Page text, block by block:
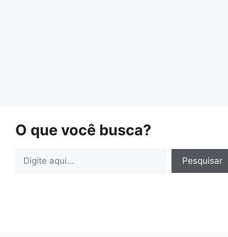
O que você busca?
Pesquisar Pesquisar